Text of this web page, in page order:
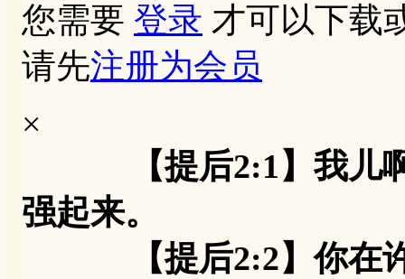
您需要 登录 才可以下载
请先注册为会员
×
【提后2:1】我儿
强起来。
【提后2:2】你在许